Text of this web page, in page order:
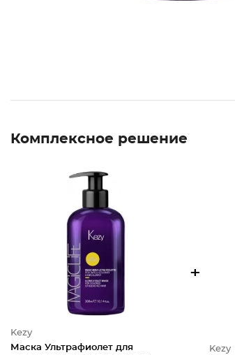
Комплексное решение
Kezy
Маска Ультрафиолет для
+
Kezy